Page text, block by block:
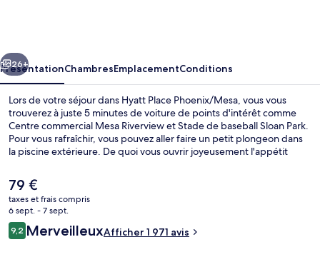
Suivant
26+
PrésentationChambresEmplacementConditions
Lors de votre séjour dans Hyatt Place Phoenix/Mesa, vous vous
trouverez à juste 5 minutes de voiture de points d'intérêt comme
Centre commercial Mesa Riverview et Stade de baseball Sloan Park.
Pour vous rafraîchir, vous pouvez aller faire un petit plongeon dans
la piscine extérieure. De quoi vous ouvrir joyeusement l'appétit
petit déjeuner, le déjeuner et le dîner. Cet hébergement abrite un
bar / salon et une salle de fitness, tandis que, petit plus pratique, les
chambres bénéficient d'un canapé-lit et d'un réfrigérateur. Les
autres voyageurs adorent la piscine rafraîchissante et le personnel
attentionné.
Le
prix
actuel
est
de
79 €
taxes et frais compris
6 sept. - 7 sept.
Avis
voyageurs
9,29,2 sur 10
MerveilleuxAfficher 1 971 avis